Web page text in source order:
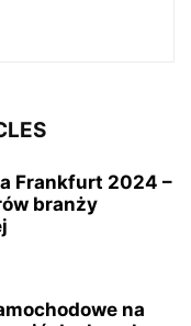
Frankfurt 2024 –
branży
na